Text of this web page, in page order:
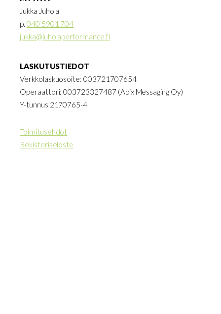
Jukka Juhola
p. 040 5901 704
jukka@juholaperformance.fi
LASKUTUSTIEDOT
Verkkolaskuosoite: 003721707654
Operaattori: 003723327487 (Apix Messaging Oy)
Y-tunnus 2170765-4
Toimitusehdot
Rekisteriseloste